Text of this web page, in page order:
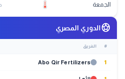
الجمعة
sports_soccerالدوري المصري
# الفريق
1
Abo Qir Fertilizers